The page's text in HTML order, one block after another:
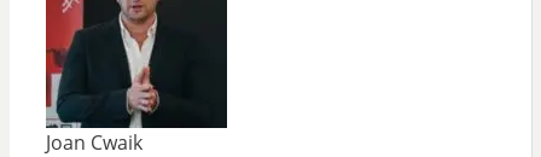
Joan Cwaik